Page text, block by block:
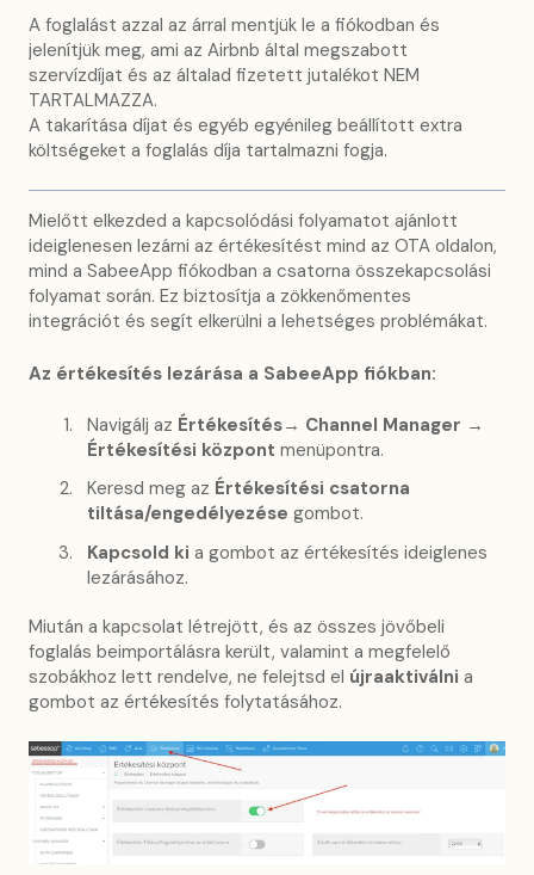
A foglalást azzal az árral mentjük le a fiókodban és
jelenítjük meg, ami az Airbnb által megszabott
szervízdíjat és az általad fizetett jutalékot NEM
TARTALMAZZA.
A takarítása díjat és egyéb egyénileg beállított extra
költségeket a foglalás díja tartalmazni fogja.
Mielőtt elkezded a kapcsolódási folyamatot ajánlott
ideiglenesen lezárni az értékesítést mind az OTA oldalon,
mind a SabeeApp fiókodban a csatorna összekapcsolási
folyamat során. Ez biztosítja a zökkenőmentes
integrációt és segít elkerülni a lehetséges problémákat.
Az értékesítés lezárása a SabeeApp fiókban:
Navigálj az Értékesítés→ Channel Manager →
Értékesítési központ menüpontra.
Keresd meg az Értékesítési csatorna
tiltása/engedélyezése gombot.
Kapcsold ki a gombot az értékesítés ideiglenes
lezárásához.
Miután a kapcsolat létrejött, és az összes jövőbeli
foglalás beimportálásra került, valamint a megfelelő
szobákhoz lett rendelve, ne felejtsd el újraaktiválni a
gombot az értékesítés folytatásához.